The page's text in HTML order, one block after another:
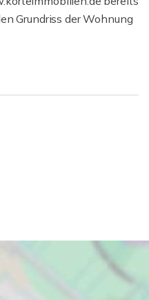
Grundriss der Wohnung